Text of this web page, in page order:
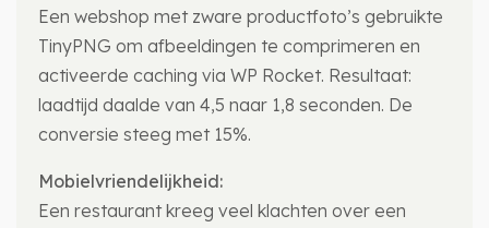
Een webshop met zware productfoto’s gebruikte
TinyPNG om afbeeldingen te comprimeren en
activeerde caching via WP Rocket. Resultaat:
laadtijd daalde van 4,5 naar 1,8 seconden. De
conversie steeg met 15%.
Mobielvriendelijkheid:
Een restaurant kreeg veel klachten over een